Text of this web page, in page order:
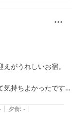
っているのですが、
いたかもしれませ
れほど多くなかっ
だきました。
ですのため、設備
ますが、「おもて
ていただいておりま
なくても、是非お
がうれしいお宿。
持ちよかったです。
かも。
す。
させていただいてい
| 夕食: - |